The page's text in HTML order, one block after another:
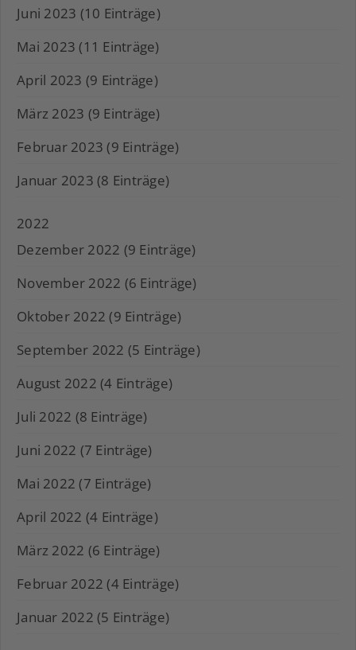
Juni 2023 (10 Einträge)
Mai 2023 (11 Einträge)
April 2023 (9 Einträge)
März 2023 (9 Einträge)
Februar 2023 (9 Einträge)
Januar 2023 (8 Einträge)
2022
Dezember 2022 (9 Einträge)
November 2022 (6 Einträge)
Oktober 2022 (9 Einträge)
September 2022 (5 Einträge)
August 2022 (4 Einträge)
Juli 2022 (8 Einträge)
Juni 2022 (7 Einträge)
Mai 2022 (7 Einträge)
April 2022 (4 Einträge)
März 2022 (6 Einträge)
Februar 2022 (4 Einträge)
Januar 2022 (5 Einträge)